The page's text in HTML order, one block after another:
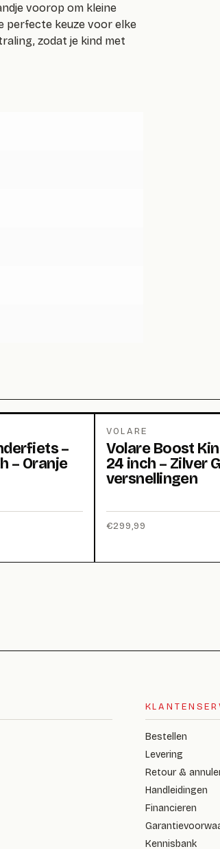
voorop om kleine
perfecte keuze voor elke
zodat je kind met
–
– Oranje
VOLARE
Volare Boost
24 inch – Zilver
versnellingen
€299,99
Bestellen
Levering
Retour &
Handleidingen
Financieren
Kennisbank